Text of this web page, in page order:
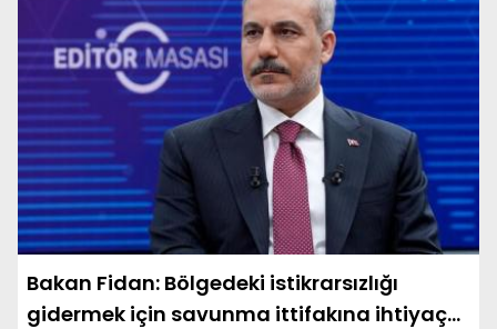
Bakan Fidan: Bölgedeki istikrarsızlığı
gidermek için savunma ittifakına ihtiyaç